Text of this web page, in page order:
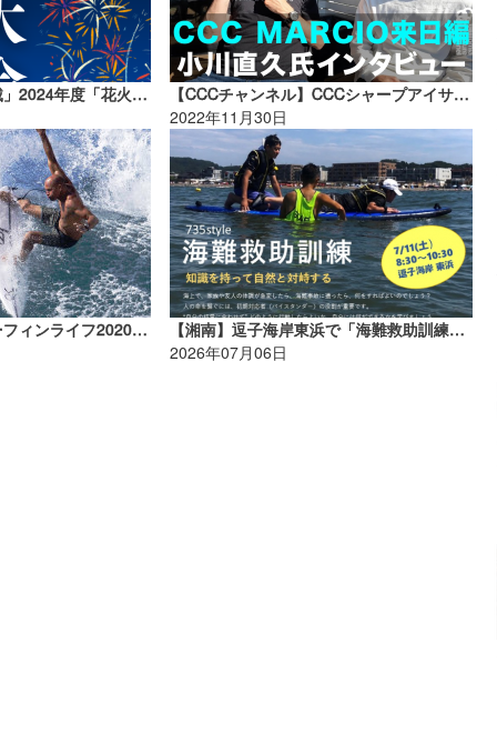
「神奈川・千葉・茨城」2024年度「花火大会情報」
【CCCチャンネル】CCCシャープアイサーフボード・マルシオ来日編！
2022年11月30日
6/10（水）発売！サーフィンライフ2020年7月号【AD】
【湘南】逗子海岸東浜で「海難救助訓練」を7月11日（土）に開催【AD】
2026年07月06日